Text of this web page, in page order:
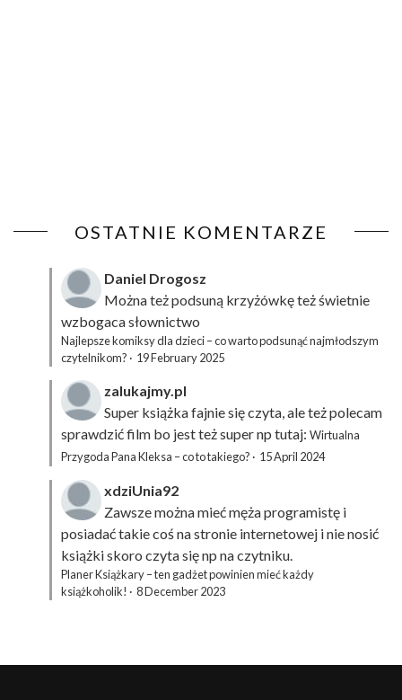
OSTATNIE KOMENTARZE
Daniel Drogosz
Można też podsuną krzyżówkęteż świetnie
wzbogaca słownictwo
Najlepsze komiksy dla dzieci – co warto podsunąć najmłodszym
czytelnikom? · 19 February 2025
zalukajmy.pl
Super książka fajnie się czyta, ale też polecam
sprawdzić film bo jest też super np tutaj: Wirtualna
Przygoda Pana Kleksa – co to takiego? · 15 April 2024
xdziUnia92
Zawsze można mieć męża programistę i
posiadać takie coś na stronie internetowej i nie nosić
książki skoro czyta się np na czytniku.
Planer Książkary – ten gadżet powinien mieć każdy
książkoholik! · 8 December 2023